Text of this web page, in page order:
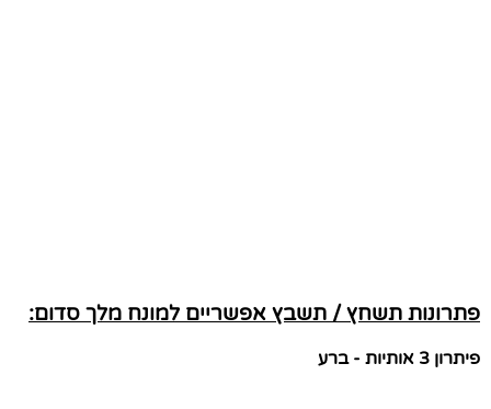
פתרונות תשחץ / תשבץ אפשריים למונח מלך סדום:
פיתרון 3 אותיות - ברע